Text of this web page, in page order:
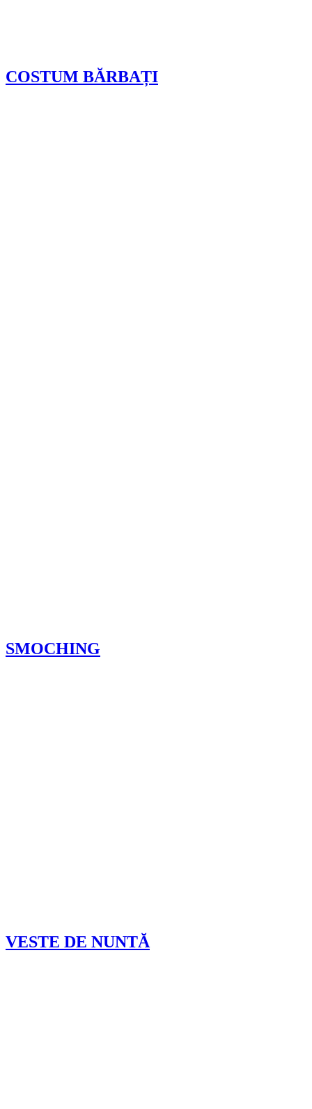
COSTUM BĂRBAȚI
SMOCHING
VESTE DE NUNTĂ